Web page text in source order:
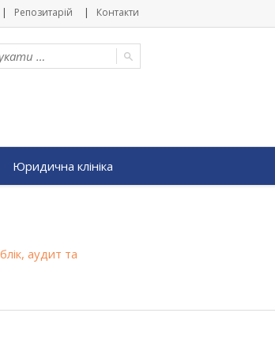
Репозитарій Контакти
Юридична клініка
аудит та